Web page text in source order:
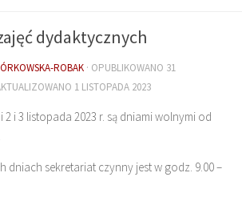
dydaktycznych
ROBAK · OPUBLIKOWANO 31
1 LISTOPADA 2023
i 3 listopada 2023 r. są dniami wolnymi od
dniach sekretariat czynny jest w godz. 9.00 –